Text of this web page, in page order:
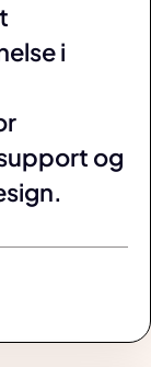
i
og